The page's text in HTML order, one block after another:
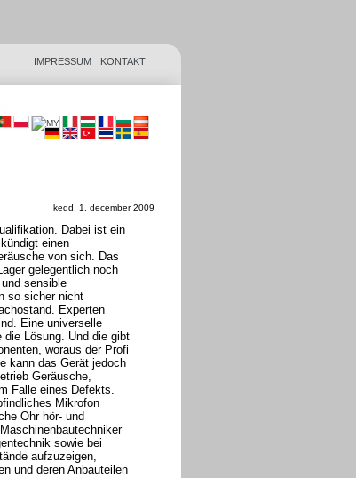
IMPRESSUM KONTAKT
kedd, 1. december 2009
Dabei ist ein
einen
von sich. Das
gelegentlich noch
sensible
so sicher nicht
Experten
Eine universelle
Lösung. Und die gibt
woraus der Profi
kann das Gerät jedoch
Geräusche,
Falle eines Defekts.
Mikrofon
Ohr hör- und
sowie bei
aufzuzeigen,
und deren Anbauteilen